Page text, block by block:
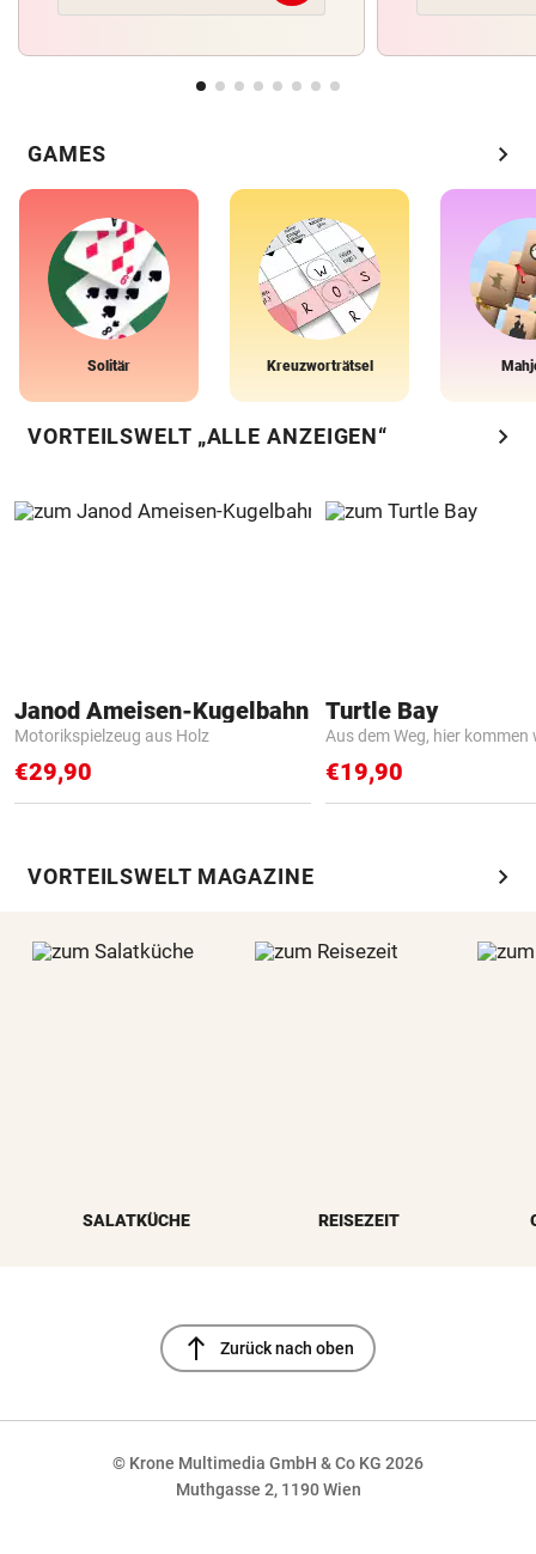
GAMES chevron_right
Solitär Kreuzworträtsel
VORTEILSWELT „ALLE ANZEIGEN“ chevron_right
Janod Ameisen-Kugelbahn
Motorikspielzeug aus Holz
€29,90
Turtle Bay
Aus dem Weg, hier kommen
€19,90
VORTEILSWELT MAGAZINE chevron_right
SALATKÜCHE REISEZEIT
north Zurück nach oben
© Krone Multimedia GmbH & Co KG 2026
Muthgasse 2, 1190 Wien